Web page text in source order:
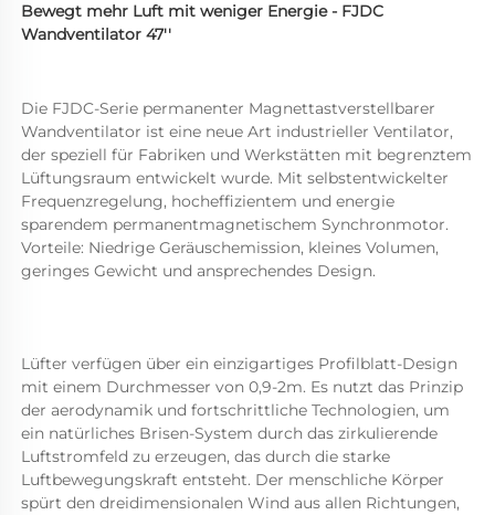
Bewegt mehr Luft mit weniger Energie - FJDC
Wandventilator 47''
Die FJDC-Serie permanenter Magnettastverstellbarer
Wandventilator ist eine neue Art industrieller Ventilator,
der speziell für Fabriken und Werkstätten mit begrenztem
Lüftungsraum entwickelt wurde. Mit selbstentwickelter
Frequenzregelung, hocheffizientem und energie
sparendem permanentmagnetischem Synchronmotor.
Vorteile: Niedrige Geräuschemission, kleines Volumen,
geringes Gewicht und ansprechendes Design.
Lüfter verfügen über ein einzigartiges Profilblatt-Design
mit einem Durchmesser von 0,9-2m. Es nutzt das Prinzip
der aerodynamik und fortschrittliche Technologien, um
ein natürliches Brisen-System durch das zirkulierende
Luftstromfeld zu erzeugen, das durch die starke
Luftbewegungskraft entsteht. Der menschliche Körper
spürt den dreidimensionalen Wind aus allen Richtungen,